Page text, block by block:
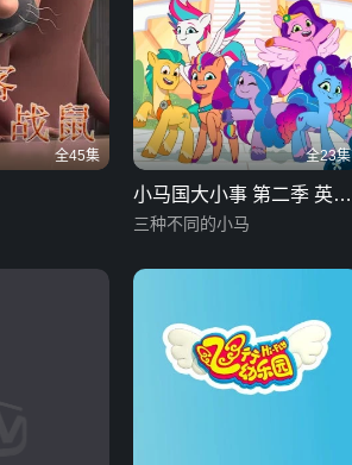
全45集 全23集
小马国大小事 第二季 英文
版
三种不同的小马